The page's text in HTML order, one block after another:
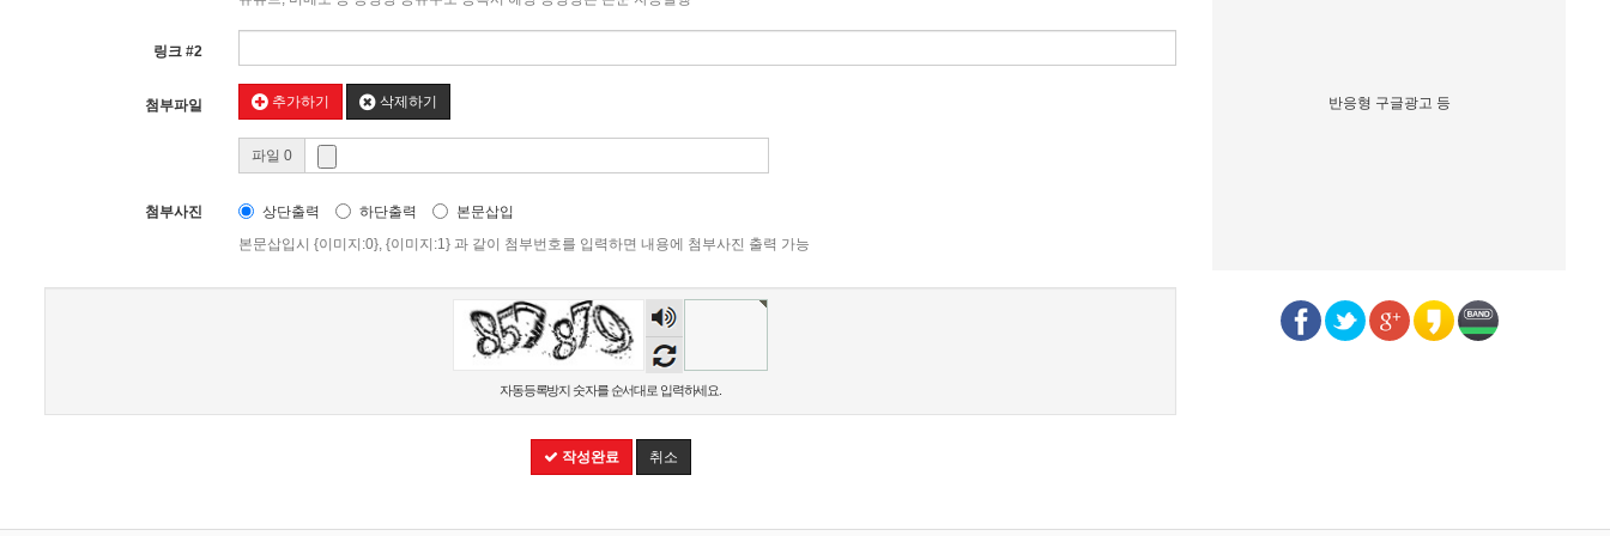
링크 #2
첨부파일 추가하기 삭제하기
파일 0
첨부사진 상단출력 하단출력
본문삽입
본문삽입시 {이미지:0}, {이미지:1} 과 같이 첨부번호를 입력하면 내용에 첨부사진 출력 가능
숫자
음성
듣기
자동등록방지 숫자를 순서대로 입력하세요.
작성완료 취소
반응형 구글광고 등